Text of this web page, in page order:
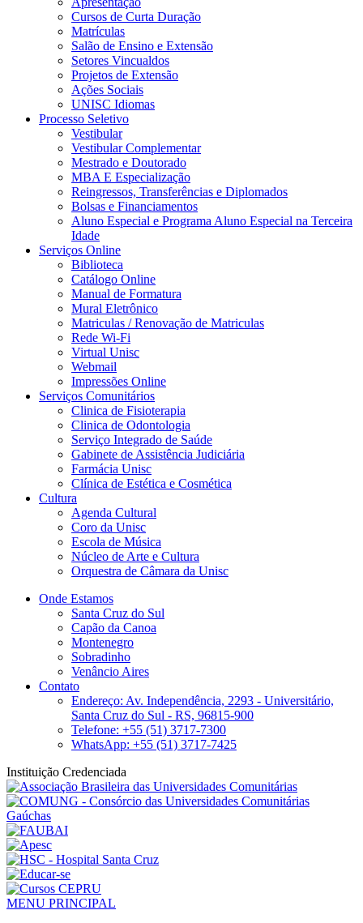
Cursos de Curta Duração
Matrículas
Salão de Ensino e Extensão
Setores Vincualdos
Projetos de Extensão
Ações Sociais
UNISC Idiomas
Processo Seletivo
Vestibular
Vestibular Complementar
Mestrado e Doutorado
MBA E Especialização
Reingressos, Transferências e Diplomados
Bolsas e Financiamentos
Aluno Especial e Programa Aluno Especial na Terceira
Idade
Serviços Online
Biblioteca
Catálogo Online
Manual de Formatura
Mural Eletrônico
Matriculas / Renovação de Matriculas
Rede Wi-Fi
Virtual Unisc
Webmail
Impressões Online
Serviços Comunitários
Clinica de Fisioterapia
Clinica de Odontologia
Serviço Integrado de Saúde
Gabinete de Assistência Judiciária
Farmácia Unisc
Clínica de Estética e Cosmética
Cultura
Agenda Cultural
Coro da Unisc
Escola de Música
Núcleo de Arte e Cultura
Orquestra de Câmara da Unisc
Onde Estamos
Santa Cruz do Sul
Capão da Canoa
Montenegro
Sobradinho
Venâncio Aires
Contato
Endereço: Av. Independência, 2293 - Universitário,
Santa Cruz do Sul - RS, 96815-900
Telefone: +55 (51) 3717-7300
WhatsApp: +55 (51) 3717-7425
Instituição Credenciada
MENU PRINCIPAL